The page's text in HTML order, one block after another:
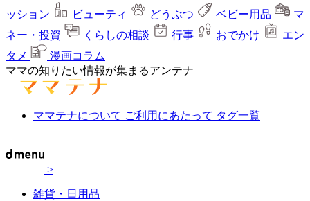
ッション
ビューティ どうぶつ ベビー用品
マ
ネー・投資
くらしの相談 行事 おでかけ
エン
タメ
漫画コラム
ママの知りたい情報が集まるアンテナ
ママテナについて ご利用にあたって タグ一覧
>
雑貨・日用品